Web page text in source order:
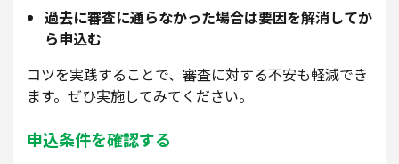
過去に審査に通らなかった場合は要因を解消してか
ら申込む
コツを実践することで、審査に対する不安も軽減でき
ます。ぜひ実施してみてください。
申込条件を確認する